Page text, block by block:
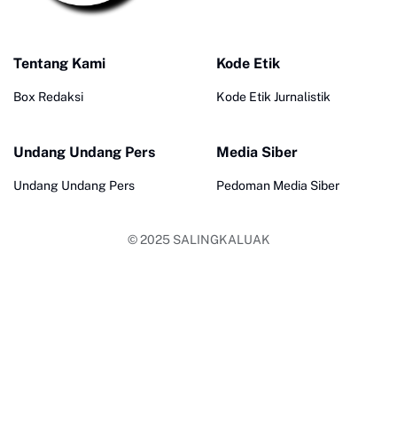
Tentang Kami
Box Redaksi
Kode Etik
Kode Etik Jurnalistik
Undang Undang Pers
Undang Undang Pers
Media Siber
Pedoman Media Siber
© 2025 SALINGKALUAK